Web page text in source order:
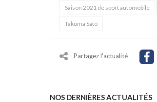
Saison 2021 de sport automobile
Takuma Sato
Partagez l'actualité
NOS DERNIÈRES ACTUALITÉS